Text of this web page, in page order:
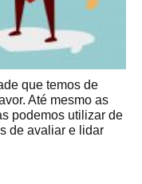
que temos de
Até mesmo as
podemos utilizar de
de avaliar e lidar